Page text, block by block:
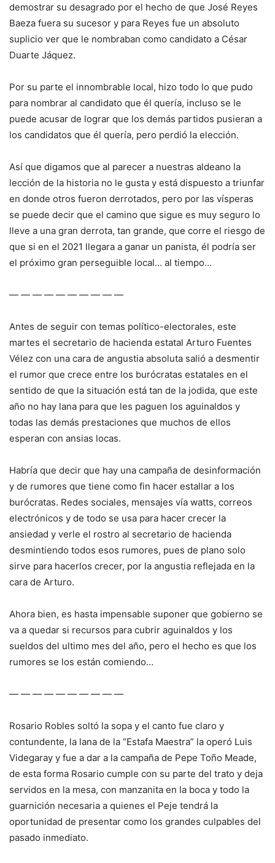
demostrar su desagrado por el hecho de que José Reyes
Baeza fuera su sucesor y para Reyes fue un absoluto
suplicio ver que le nombraban como candidato a César
Duarte Jáquez.
Por su parte el innombrable local, hizo todo lo que pudo
para nombrar al candidato que él quería, incluso se le
puede acusar de lograr que los demás partidos pusieran a
los candidatos que él quería, pero perdió la elección.
Así que digamos que al parecer a nuestras aldeano la
lección de la historia no le gusta y está dispuesto a triunfar
en donde otros fueron derrotados, pero por las vísperas
se puede decir que el camino que sigue es muy seguro lo
lleve a una gran derrota, tan grande, que corre el riesgo de
que si en el 2021 llegara a ganar un panista, él podría ser
el próximo gran perseguible local… al tiempo…
— — — — — — — — — —
Antes de seguir con temas político-electorales, este
martes el secretario de hacienda estatal Arturo Fuentes
Vélez con una cara de angustia absoluta salió a desmentir
el rumor que crece entre los burócratas estatales en el
sentido de que la situación está tan de la jodida, que este
año no hay lana para que les paguen los aguinaldos y
todas las demás prestaciones que muchos de ellos
esperan con ansias locas.
Habría que decir que hay una campaña de desinformación
y de rumores que tiene como fin hacer estallar a los
burócratas. Redes sociales, mensajes vía watts, correos
electrónicos y de todo se usa para hacer crecer la
ansiedad y verle el rostro al secretario de hacienda
desmintiendo todos esos rumores, pues de plano solo
sirve para hacerlos crecer, por la angustia reflejada en la
cara de Arturo.
Ahora bien, es hasta impensable suponer que gobierno se
va a quedar si recursos para cubrir aguinaldos y los
sueldos del ultimo mes del año, pero el hecho es que los
rumores se los están comiendo…
— — — — — — — — — —
Rosario Robles soltó la sopa y el canto fue claro y
contundente, la lana de la “Estafa Maestra” la operó Luis
Videgaray y fue a dar a la campaña de Pepe Toño Meade,
de esta forma Rosario cumple con su parte del trato y deja
servidos en la mesa, con manzanita en la boca y todo la
guarnición necesaria a quienes el Peje tendrá la
oportunidad de presentar como los grandes culpables del
pasado inmediato.